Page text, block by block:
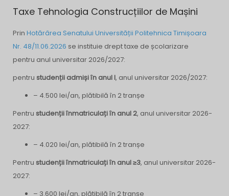
Taxe Tehnologia Construcțiilor de Mașini
Prin Hotărârea Senatului Universității Politehnica Timișoara
Nr. 48/11.06.2026 se instituie drept taxe de școlarizare
pentru anul universitar 2026/2027:
pentru studenții admiși în anul I, anul universitar 2026/2027:
– 4.500 lei/an, plătibilă în 2 tranșe
Pentru studenții înmatriculați în anul 2, anul universitar 2026-
2027:
– 4.020 lei/an, plătibilă în 2 tranșe
Pentru studenții înmatriculați în anul ≥3, anul universitar 2026-
2027:
– 3.600 lei/an, plătibilă în 2 tranșe